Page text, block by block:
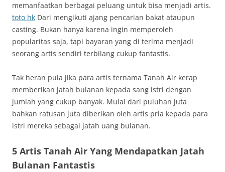
memanfaatkan berbagai peluang untuk bisa menjadi artis.
toto hk Dari mengikuti ajang pencarian bakat ataupun
casting. Bukan hanya karena ingin memperoleh
popularitas saja, tapi bayaran yang di terima menjadi
seorang artis sendiri terbilang cukup fantastis.
Tak heran pula jika para artis ternama Tanah Air kerap
memberikan jatah bulanan kepada sang istri dengan
jumlah yang cukup banyak. Mulai dari puluhan juta
bahkan ratusan juta diberikan oleh artis pria kepada para
istri mereka sebagai jatah uang bulanan.
5 Artis Tanah Air Yang Mendapatkan Jatah
Bulanan Fantastis